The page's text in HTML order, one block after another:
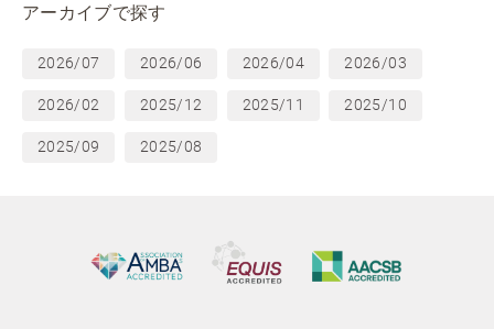
アーカイブで探す
2026/07 2026/06 2026/04 2026/03
2026/02 2025/12 2025/11 2025/10
2025/09 2025/08